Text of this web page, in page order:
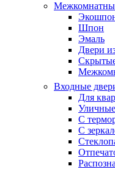
Шпон
Эмаль
Двери
Входные
Для
Уличные
С
С